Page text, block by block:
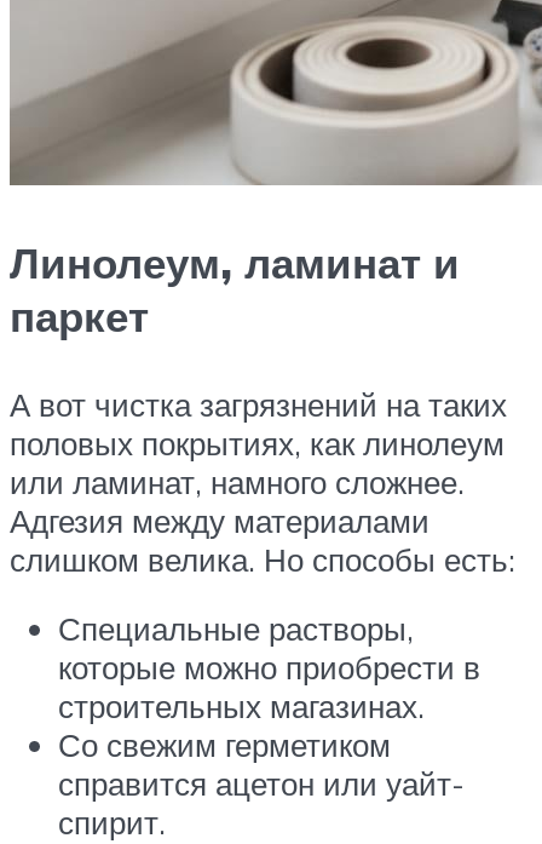
Линолеум, ламинат и
паркет
А вот чистка загрязнений на таких
половых покрытиях, как линолеум
или ламинат, намного сложнее.
Адгезия между материалами
слишком велика. Но способы есть:
Специальные растворы,
которые можно приобрести в
строительных магазинах.
Со свежим герметиком
справится ацетон или уайт-
спирит.